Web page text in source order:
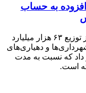
افزوده به حساب
مدیرکل امور مالیاتی استان فارس از توزیع ۶۳ هزار میلیارد
و دهیاری‌های
که نسبت به مدت